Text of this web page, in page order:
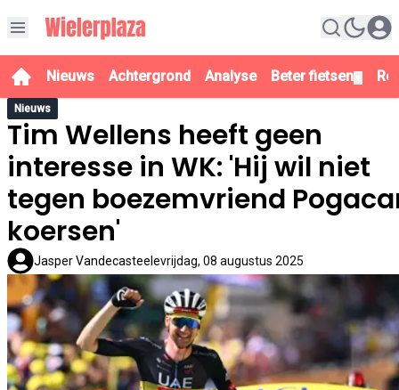
Nieuws Achtergrond Analyse Beter fietsen
Nieuws
Tim Wellens heeft geen
interesse in WK: 'Hij wil niet
tegen boezemvriend
koersen'
Jasper Vandecasteelevrijdag, 08 augustus 2025